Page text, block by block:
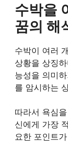
수박을
꿈의 해
수박이 여러
상황을 상징
능성을 의미
를 암시하는
따라서 욕심
신에게 가장
요한 포인트